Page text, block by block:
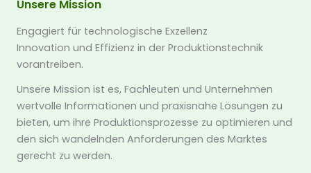
Unsere Mission
Engagiert für technologische Exzellenz
Innovation und Effizienz in der Produktionstechnik
vorantreiben.
Unsere Mission ist es, Fachleuten und Unternehmen
wertvolle Informationen und praxisnahe Lösungen zu
bieten, um ihre Produktionsprozesse zu optimieren und
den sich wandelnden Anforderungen des Marktes
gerecht zu werden.